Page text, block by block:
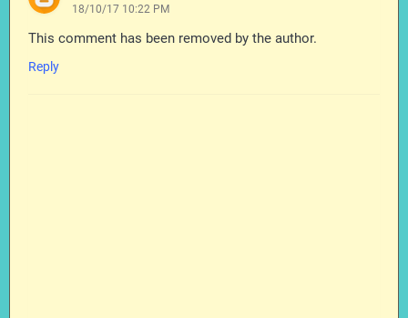
18/10/17 10:22 PM
This comment has been removed by the author.
Reply